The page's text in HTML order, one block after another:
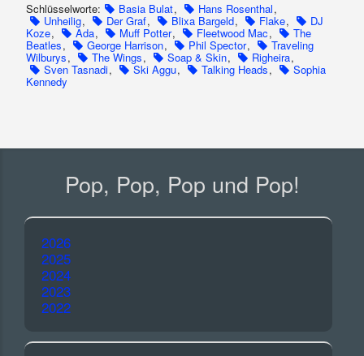
Schlüsselworte: Basia Bulat, Hans Rosenthal,
Unheilig, Der Graf, Blixa Bargeld, Flake, DJ
Koze, Ada, Muff Potter, Fleetwood Mac, The
Beatles, George Harrison, Phil Spector, Traveling
Wilburys, The Wings, Soap & Skin, Righeira,
Sven Tasnadi, Ski Aggu, Talking Heads, Sophia
Kennedy
Pop, Pop, Pop und Pop!
2026
2025
2024
2023
2022